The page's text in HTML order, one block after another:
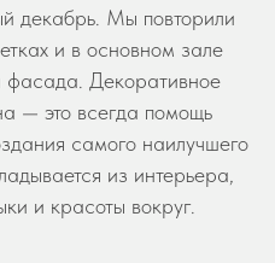
декабрь. Мы повторили
и в основном зале
Декоративное
— это всегда помощь
самого наилучшего
из интерьера,
и красоты вокруг.